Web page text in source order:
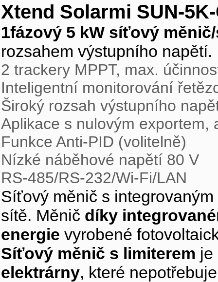
Xtend Solarmi SUN-
1fázový 5 kW síťový
rozsahem výstupního napětí.
2 trackery MPPT, max.
Inteligentní monitorování
Široký rozsah výstupního
Aplikace s nulovým exportem,
Funkce Anti-PID (volitelně)
Nízké náběhové napětí 80 V
RS-485/RS-232/Wi-Fi/LAN
Síťový měnič s
sítě. Měnič díky
energie vyrobené
Síťový měnič s limiterem je
elektrárny, které